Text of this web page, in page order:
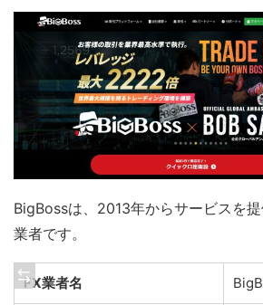
BigBossは、2013年からサービスを
業者です。
FX業者名